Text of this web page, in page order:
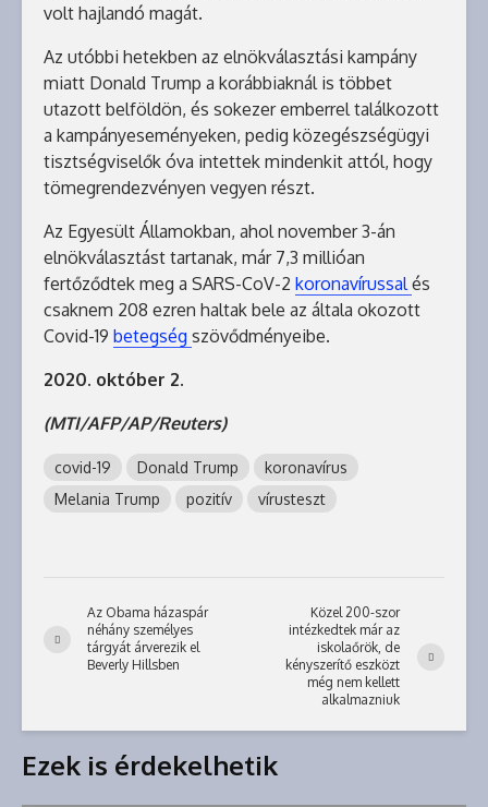
volt hajlandó magát.
Az utóbbi hetekben az elnökválasztási kampány
miatt Donald Trump a korábbiaknál is többet
utazott belföldön, és sokezer emberrel találkozott
a kampányeseményeken, pedig közegészségügyi
tisztségviselők óva intettek mindenkit attól, hogy
tömegrendezvényen vegyen részt.
Az Egyesült Államokban, ahol november 3-án
elnökválasztást tartanak, már 7,3 millióan
fertőződtek meg a SARS-CoV-2 koronavírussalés
csaknem 208 ezren haltak bele az általa okozott
Covid-19 betegség szövődményeibe.
2020. október 2.
(MTI/AFP/AP/Reuters)
covid-19 Donald Trump
koronavírus
Melania Trump
pozitív vírusteszt
Az Obama házaspár
néhány személyes
tárgyát árverezik el
Beverly Hillsben
Közel 200-szor
intézkedtek már az
iskolaőrök, de
kényszerítő eszközt
még nem kellett
alkalmazniuk
Ezek is érdekelhetik